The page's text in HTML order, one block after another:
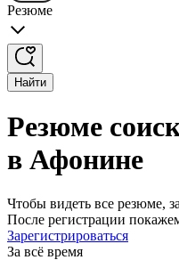
Резюме
Найти
Резюме
в Афонине
Чтобы видеть все резюме,
После регистрации
Зарегистрироваться
За всё время